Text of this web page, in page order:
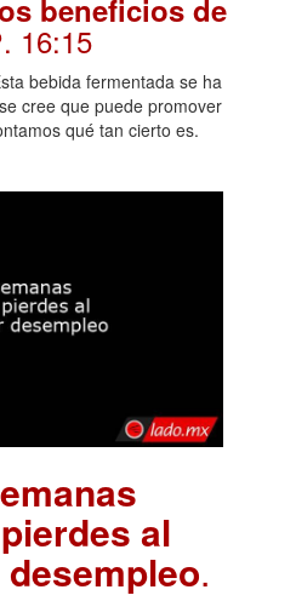
beneficios de
. 16:15
bebida fermentada se ha
cree que puede promover
qué tan cierto es.
al
.